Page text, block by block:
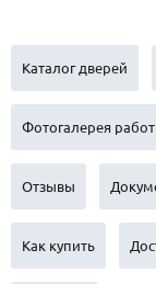
С реечным
ПО
ПО КОНСТРУКЦИИ
Популярные
Каталог дверей
Фотогалерея работ
Отзывы
Как купить